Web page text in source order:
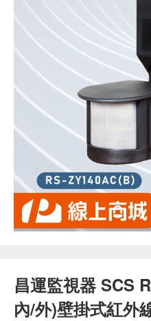
昌運監視器 SCS
內/外)壁掛式紅外